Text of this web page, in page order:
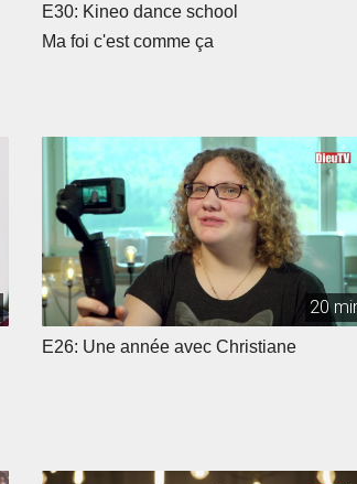
E30: Kineo dance school
Ma foi c'est comme ça
20
E26: Une année avec Christiane